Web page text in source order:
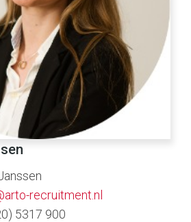
recruitment.nl
5317 900